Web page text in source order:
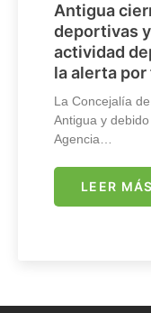
Antigua
deportivas
actividad
la alerta
La Concejalía
Antigua y
Agencia…
LEER MÁS